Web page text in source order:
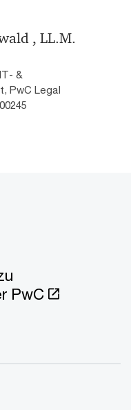
, LL.M.
&
PwC Legal
PwC